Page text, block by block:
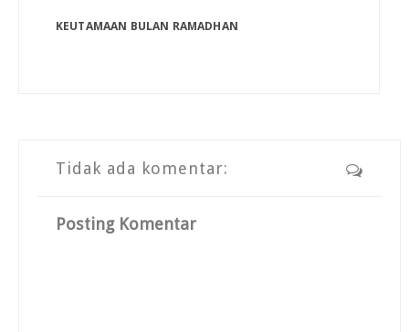
KEUTAMAAN BULAN RAMADHAN
Tidak ada komentar:
Posting Komentar